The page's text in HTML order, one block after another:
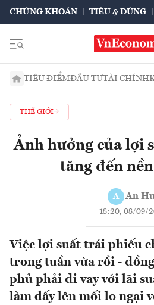
CHỨNG KHOÁN TIÊU & DÙNG
TIÊU ĐIỂMĐẦU TƯTÀI CHÍNH
THẾ GIỚI
Ảnh hưởng của lợi
tăng đến
A An
18:20, 08/09/
Việc lợi suất trái phiếu
trong tuần vừa rồi -
phủ phải đi vay với lãi
làm dấy lên mối lo ngại